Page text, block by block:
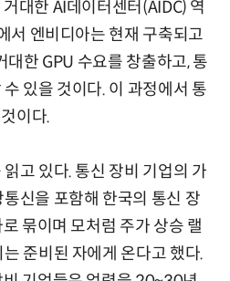
대한 AI데이터센터(AIDC) 역
서 엔비디아는 현재 구축되고
대한 GPU 수요를 창출하고, 통
있을 것이다. 이 과정에서 통
이다.
고 있다. 통신 장비 기업의 가
신을 포함해 한국의 통신 장
묶이며 모처럼 주가 상승 랠
준비된 자에게 온다고 했다.